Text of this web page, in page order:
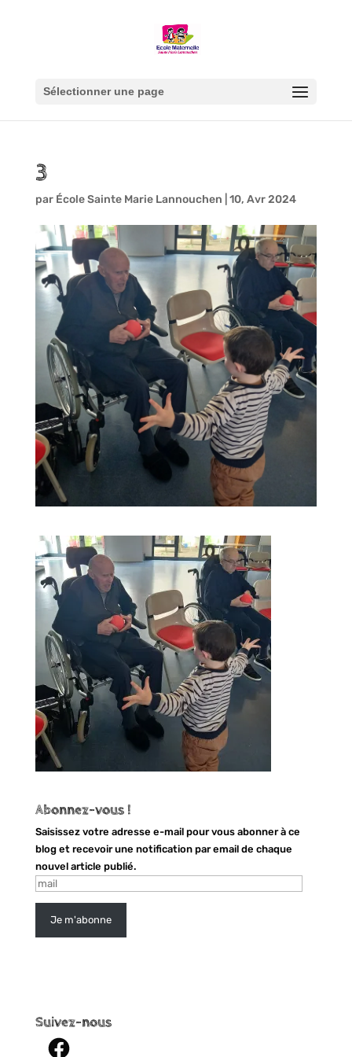
Sélectionner une page
3
par École Sainte Marie Lannouchen 10, Avr 2024
Abonnez-vous !
Saisissez votre adresse e-mail pour vous abonner à ce
blog et recevoir une notification par email de chaque
nouvel article publié.
mail
Je m'abonne
Suivez-nous
Facebook